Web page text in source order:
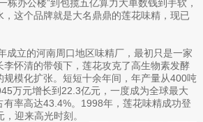
栋办公楼”到包揽五亿算力大单数钱到手软，
这个品牌就是大名鼎鼎的莲花味精，现已
成立的河南周口地区味精厂，最初只是一家
怀清的带领下，莲花攻克了高生物素发酵
规模化扩张。短短十余年间，年产量从400吨
万元增长到22.3亿元，一度成为全球最大
有率高达43.4%。1998年，莲花味精成功登
迎来高光时刻。